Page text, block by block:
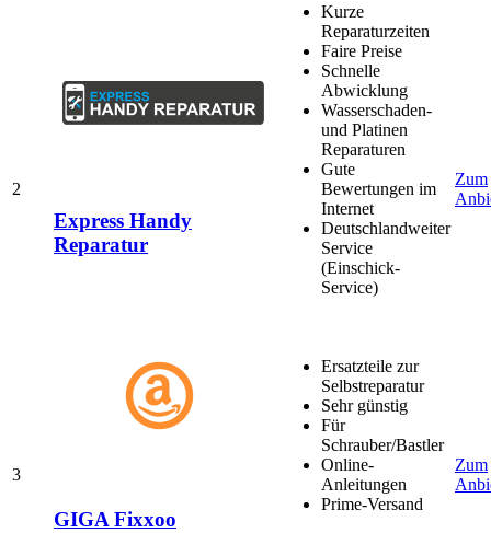
2
Express Handy
Reparatur
Kurze
Reparaturzeiten
Faire Preise
Schnelle
Abwicklung
Wasserschaden-
und Platinen
Reparaturen
Gute
Bewertungen im
Internet
Deutschlandweiter
Service
(Einschick-
Service)
Zum
3
GIGA Fixxoo
Ersatzteile zur
Selbstreparatur
Sehr günstig
Für
Schrauber/Bastler
Online-
Anleitungen
Prime-Versand
Zum